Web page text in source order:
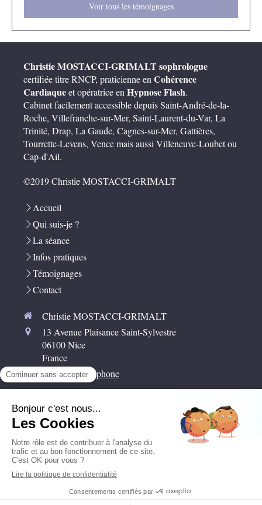
Voir tous les témoignages
Christie MOSTACCI-GRIMALTsophrologue
certifiée titre RNCP, praticienne enCohérence
Cardiaqueet opératrice enHypnose Flash.
Cabinet facilement accessible depuis Saint-André-de-la-
Roche, Villefranche-sur-Mer, Saint-Laurent-du-Var, La
Trinité, Drap, La Gaude, Cagnes-sur-Mer, Gattières,
Tourrette-Levens, Vence mais aussi Villeneuve-Loubet ou
Cap-d'Ail.
©2019 Christie MOSTACCI-GRIMALT
Accueil
Qui suis-je ?
La séance
Infos pratiques
Témoignages
Contact
Christie MOSTACCI-GRIMALT
13 Avenue Plaisance Saint-Sylvestre
06100Nice
France
Afficher le téléphone
Mentions légales
Sophrologie
Prendre rendez-vous